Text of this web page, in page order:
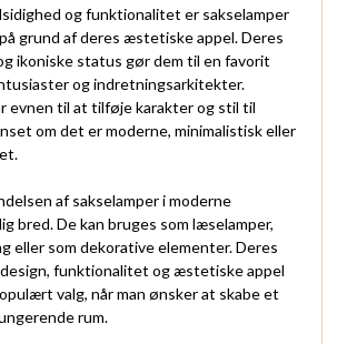
og funktionalitet er sakselamper
grund af deres æstetiske appel. Deres
ikoniske status gør dem til en favorit
og indretningsarkitekter.
evnen til at tilføje karakter og stil til
om det er moderne, minimalistisk eller
af sakselamper i moderne
bred. De kan bruges som læselamper,
eller som dekorative elementer. Deres
funktionalitet og æstetiske appel
valg, når man ønsker at skabe et
rum.